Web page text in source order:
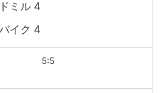
ミル 4
イク 4
5:5